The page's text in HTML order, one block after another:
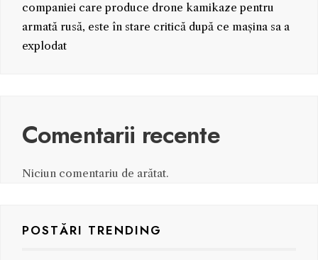
companiei care produce drone kamikaze pentru
armată rusă, este în stare critică după ce mașina sa a
explodat
Comentarii recente
Niciun comentariu de arătat.
POSTĂRI TRENDING